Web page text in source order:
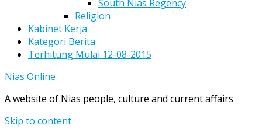
South Nias Regency
Religion
Kabinet Kerja
Kategori Berita
Terhitung Mulai 12-08-2015
Nias Online
A website of Nias people, culture and current affairs
Skip to content